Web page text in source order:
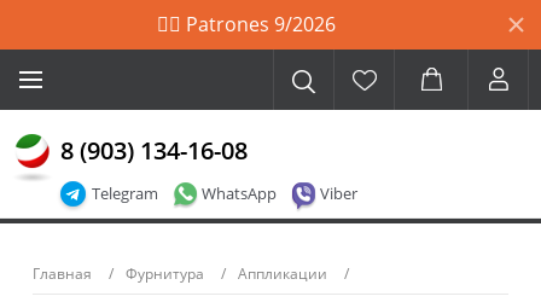
🙋‍♀️ Patrones 9/2026
Telegram WhatsApp Viber
8 (903) 134-16-08
Главная Фурнитура Аппликации